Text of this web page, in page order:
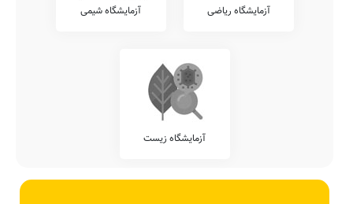
آزمایشگاه ریاضی آزمایشگاه شیمی
آزمایشگاه زیست